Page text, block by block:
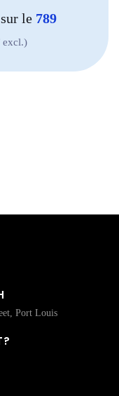
le 789
excl.)
Port Louis